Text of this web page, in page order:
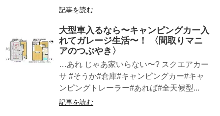
記事を読む
大型車入るなら〜キャンピングカー入
れてガレージ生活〜！ 〈間取りマニ
アのつぶやき〉
…あれ じゃあ家いらない〜? スクエアカー
サ #そうか#倉庫#キャンピングカー#キャ
ンピングトレーラー#あれば#全天候型...
記事を読む